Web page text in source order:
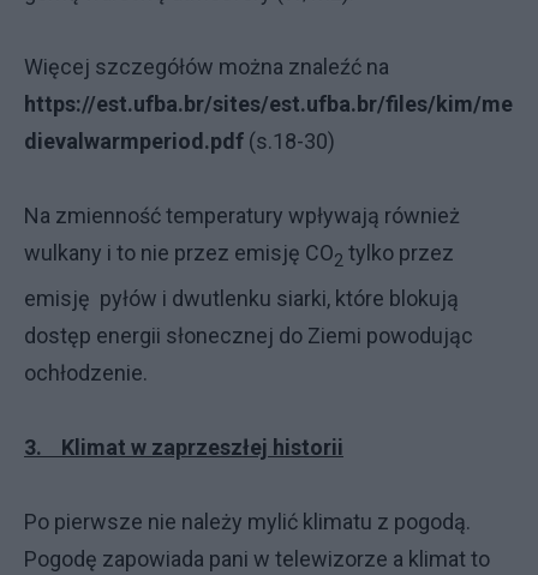
Więcej szczegółów można znaleźć na
https://est.ufba.br/sites/est.ufba.br/files/kim/me
dievalwarmperiod.pdf (s.18-30)
Na zmienność temperatury wpływają również
wulkany i to nie przez emisję CO2 tylko przez
emisję pyłów i dwutlenku siarki, które blokują
dostęp energii słonecznej do Ziemi powodując
ochłodzenie.
3. Klimat w zaprzeszłej historii
Po pierwsze nie należy mylić klimatu z pogodą.
Pogodę zapowiada pani w telewizorze a klimat to